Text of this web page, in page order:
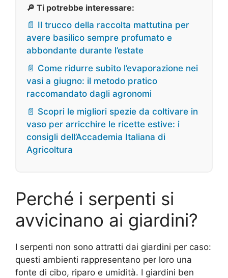
🔎 Ti potrebbe interessare:
📄 Il trucco della raccolta mattutina per
avere basilico sempre profumato e
abbondante durante l’estate
📄 Come ridurre subito l’evaporazione nei
vasi a giugno: il metodo pratico
raccomandato dagli agronomi
📄 Scopri le migliori spezie da coltivare in
vaso per arricchire le ricette estive: i
consigli dell’Accademia Italiana di
Agricoltura
Perché i serpenti si
avvicinano ai giardini?
I serpenti non sono attratti dai giardini per caso:
questi ambienti rappresentano per loro una
fonte di cibo, riparo e umidità. I giardini ben